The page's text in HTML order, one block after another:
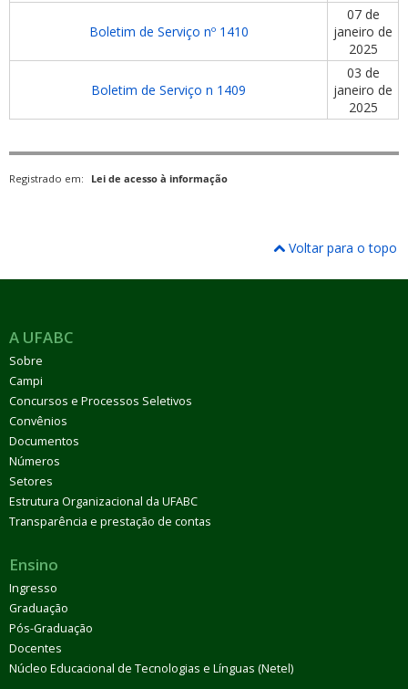
Boletim de Serviço nº 1410
07 de
janeiro de
2025
Boletim de Serviço n 1409
03 de
janeiro de
2025
Registrado em: Lei de acesso à informação
Voltar para o topo
A UFABC
Sobre
Campi
Concursos e Processos Seletivos
Convênios
Documentos
Números
Setores
Estrutura Organizacional da UFABC
Transparência e prestação de contas
Ensino
Ingresso
Graduação
Pós-Graduação
Docentes
Núcleo Educacional de Tecnologias e Línguas (Netel)